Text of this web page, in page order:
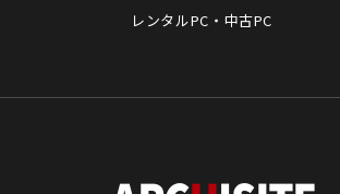
レンタルPC・中古PC